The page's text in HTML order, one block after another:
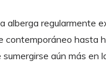
alberga regularmente
contemporáneo hasta
aún más en